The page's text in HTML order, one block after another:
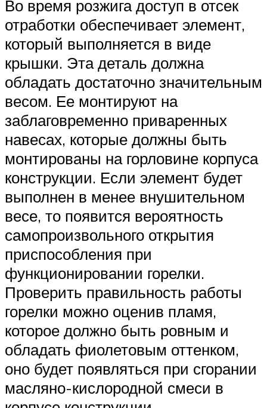
Во время розжига доступ в отсек
отработки обеспечивает элемент,
который выполняется в виде
крышки. Эта деталь должна
обладать достаточно значительным
весом. Ее монтируют на
заблаговременно приваренных
навесах, которые должны быть
монтированы на горловине корпуса
конструкции. Если элемент будет
выполнен в менее внушительном
весе, то появится вероятность
самопроизвольного открытия
приспособления при
функционировании горелки.
Проверить правильность работы
горелки можно оценив пламя,
которое должно быть ровным и
обладать фиолетовым оттенком,
оно будет появляться при сгорании
масляно-кислородной смеси в